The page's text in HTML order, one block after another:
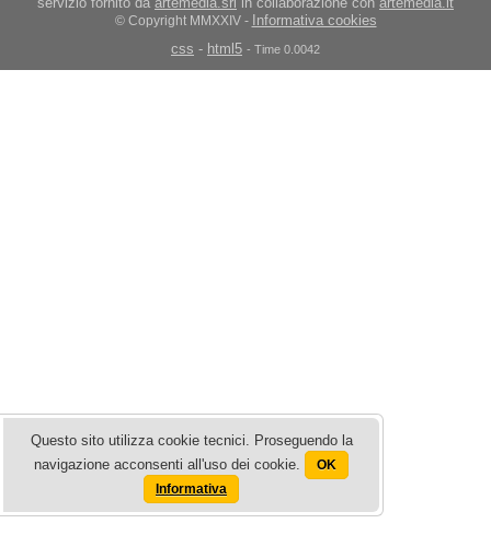
© Copyright MMXXIV - Informativa cookies
css - html5 - Time 0.0042
Questo sito utilizza cookie tecnici. Proseguendo la
navigazione acconsenti all'uso dei cookie.
OK
Informativa